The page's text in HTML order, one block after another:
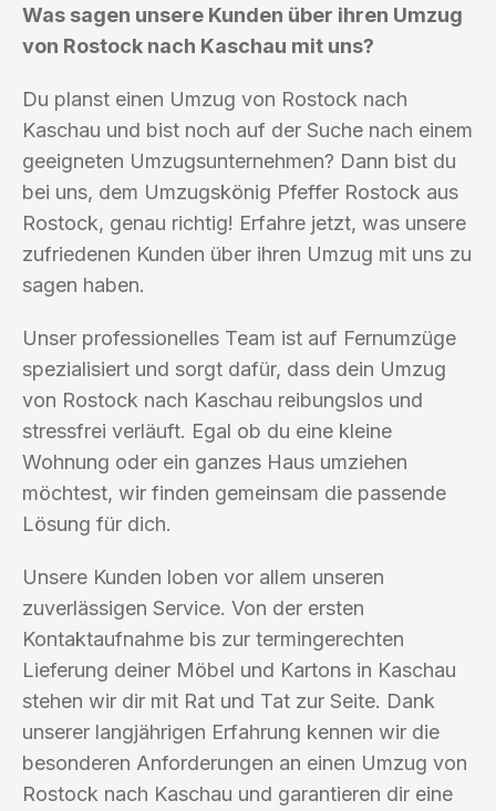
Was sagen unsere Kunden über ihren Umzug
von Rostock nach Kaschau mit uns?
Du planst einen Umzug von Rostock nach
Kaschau und bist noch auf der Suche nach einem
geeigneten Umzugsunternehmen? Dann bist du
bei uns, dem Umzugskönig Pfeffer Rostock aus
Rostock, genau richtig! Erfahre jetzt, was unsere
zufriedenen Kunden über ihren Umzug mit uns zu
sagen haben.
Unser professionelles Team ist auf Fernumzüge
spezialisiert und sorgt dafür, dass dein Umzug
von Rostock nach Kaschau reibungslos und
stressfrei verläuft. Egal ob du eine kleine
Wohnung oder ein ganzes Haus umziehen
möchtest, wir finden gemeinsam die passende
Lösung für dich.
Unsere Kunden loben vor allem unseren
zuverlässigen Service. Von der ersten
Kontaktaufnahme bis zur termingerechten
Lieferung deiner Möbel und Kartons in Kaschau
stehen wir dir mit Rat und Tat zur Seite. Dank
unserer langjährigen Erfahrung kennen wir die
besonderen Anforderungen an einen Umzug von
Rostock nach Kaschau und garantieren dir eine